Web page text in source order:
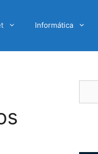
Informática